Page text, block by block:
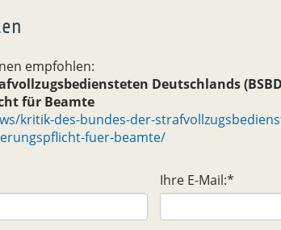
empfohlen:
Deutschlands
für Beamte
kritik-des-bundes-der-
fuer-beamte/
Ihre E-Mail:*